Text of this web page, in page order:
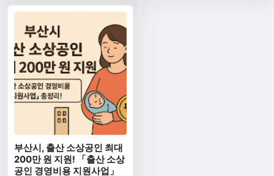
부산시, 출산 소상공인 최대
200만 원 지원! 「출산 소상
공인 경영비용 지원사업」